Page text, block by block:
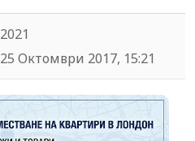
2021
25 Октомври 2017, 15:21